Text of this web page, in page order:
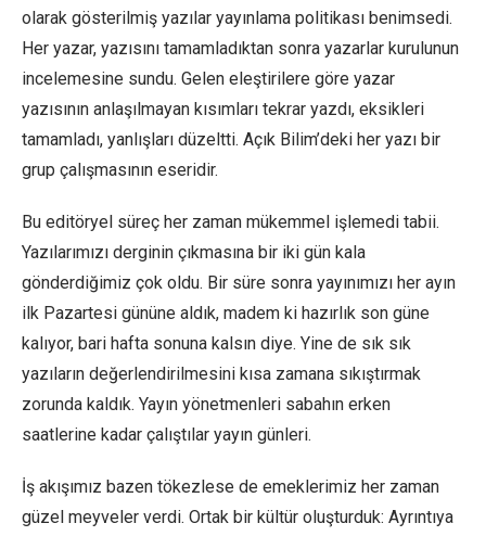
olarak gösterilmiş yazılar yayınlama politikası benimsedi.
Her yazar, yazısını tamamladıktan sonra yazarlar kurulunun
incelemesine sundu. Gelen eleştirilere göre yazar
yazısının anlaşılmayan kısımları tekrar yazdı, eksikleri
tamamladı, yanlışları düzeltti. Açık Bilim’deki her yazı bir
grup çalışmasının eseridir.
Bu editöryel süreç her zaman mükemmel işlemedi tabii.
Yazılarımızı derginin çıkmasına bir iki gün kala
gönderdiğimiz çok oldu. Bir süre sonra yayınımızı her ayın
ilk Pazartesi gününe aldık, madem ki hazırlık son güne
kalıyor, bari hafta sonuna kalsın diye. Yine de sık sık
yazıların değerlendirilmesini kısa zamana sıkıştırmak
zorunda kaldık. Yayın yönetmenleri sabahın erken
saatlerine kadar çalıştılar yayın günleri.
İş akışımız bazen tökezlese de emeklerimiz her zaman
güzel meyveler verdi. Ortak bir kültür oluşturduk: Ayrıntıya